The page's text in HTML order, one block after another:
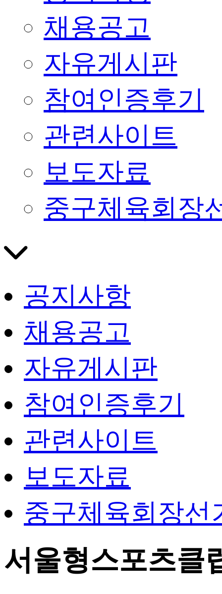
채용공고
자유게시판
참여인증후기
관련사이트
보도자료
중구체육회장
공지사항
채용공고
자유게시판
참여인증후기
관련사이트
보도자료
중구체육회장선
서울형스포츠클